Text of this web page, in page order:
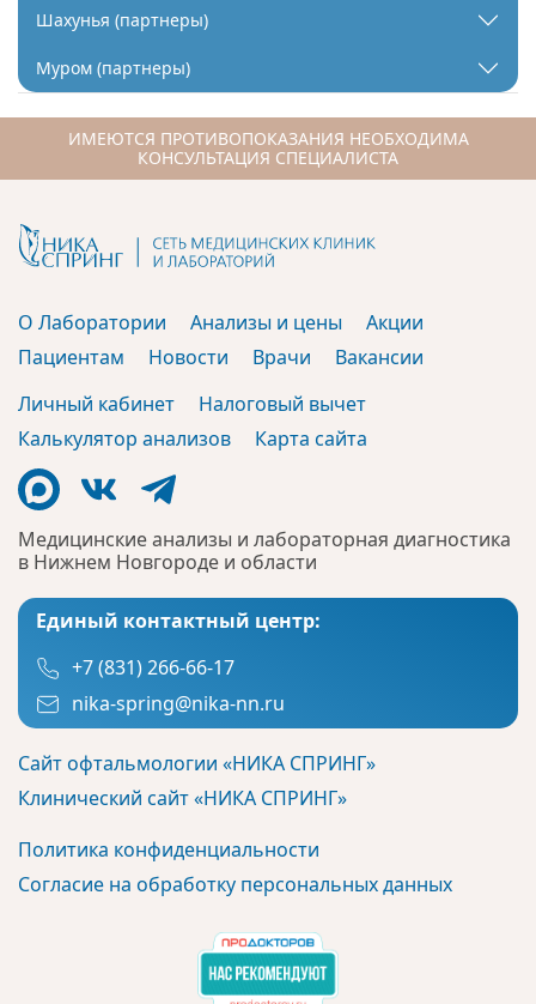
Шахунья (партнеры)
Муром (партнеры)
ИМЕЮТСЯ ПРОТИВОПОКАЗАНИЯ НЕОБХОДИМА
КОНСУЛЬТАЦИЯ СПЕЦИАЛИСТА
Медицинские анализы и лабораторная диагностика
в Нижнем Новгороде и области
Единый контактный центр:
+7 (831) 266-66-17
nika-spring@nika-nn.ru
Сайт офтальмологии «НИКА СПРИНГ»
Клинический сайт «НИКА СПРИНГ»
Политика конфиденциальности
Согласие на обработку персональных данных
О Лаборатории Анализы и цены
Акции
Пациентам
Новости Врачи
Вакансии
Личный кабинет
Налоговый вычет
Калькулятор анализов
Карта сайта